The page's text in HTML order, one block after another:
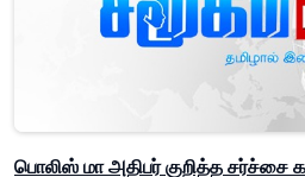
பொலிஸ் மா அதிபர் குறித்த சர்ச்சை